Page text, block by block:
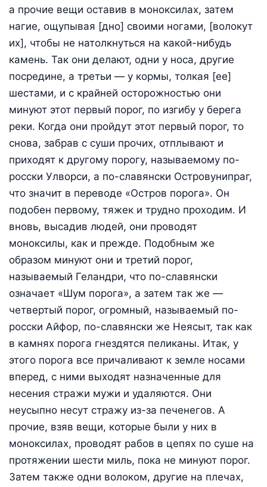
а прочие вещи оставив в моноксилах, затем
нагие, ощупывая [дно] своими ногами, [волокут
их], чтобы не натолкнуться на какой-нибудь
камень. Так они делают, одни у носа, другие
посредине, а третьи — у кормы, толкая [ее]
шестами, и с крайней осторожностью они
минуют этот первый порог, по изгибу у берега
реки. Когда они пройдут этот первый порог, то
снова, забрав с суши прочих, отплывают и
приходят к другому порогу, называемому по-
росски Улворси, а по-славянски Островунипраг,
что значит в переводе «Остров порога». Он
подобен первому, тяжек и трудно проходим. И
вновь, высадив людей, они проводят
моноксилы, как и прежде. Подобным же
образом минуют они и третий порог,
называемый Геландри, что по-славянски
означает «Шум порога», а затем так же —
четвертый порог, огромный, называемый по-
росски Айфор, по-славянски же Неясыт, так как
в камнях порога гнездятся пеликаны. Итак, у
этого порога все причаливают к земле носами
вперед, с ними выходят назначенные для
несения стражи мужи и удаляются. Они
неусыпно несут стражу из-за печенегов. А
прочие, взяв вещи, которые были у них в
моноксилах, проводят рабов в цепях по суше на
протяжении шести миль, пока не минуют порог.
Затем также одни волоком, другие на плечах,